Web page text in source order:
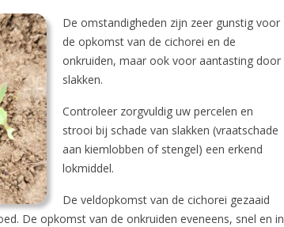
De omstandigheden zijn zeer gunstig voor
de opkomst van de cichorei en de
onkruiden, maar ook voor aantasting door
slakken.
Controleer zorgvuldig uw percelen en
strooi bij schade van slakken (vraatschade
aan kiemlobben of stengel) een erkend
lokmiddel.
De veldopkomst van de cichorei gezaaid
De opkomst van de onkruiden eveneens, snel en in